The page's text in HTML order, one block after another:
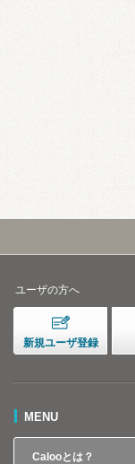
ユーザの方へ
新規ユーザ登録
MENU
Calooとは？